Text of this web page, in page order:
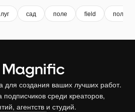
луг сад поле field поле
для создания ваших лучших работ.
среди креаторов,
агентств и студий.